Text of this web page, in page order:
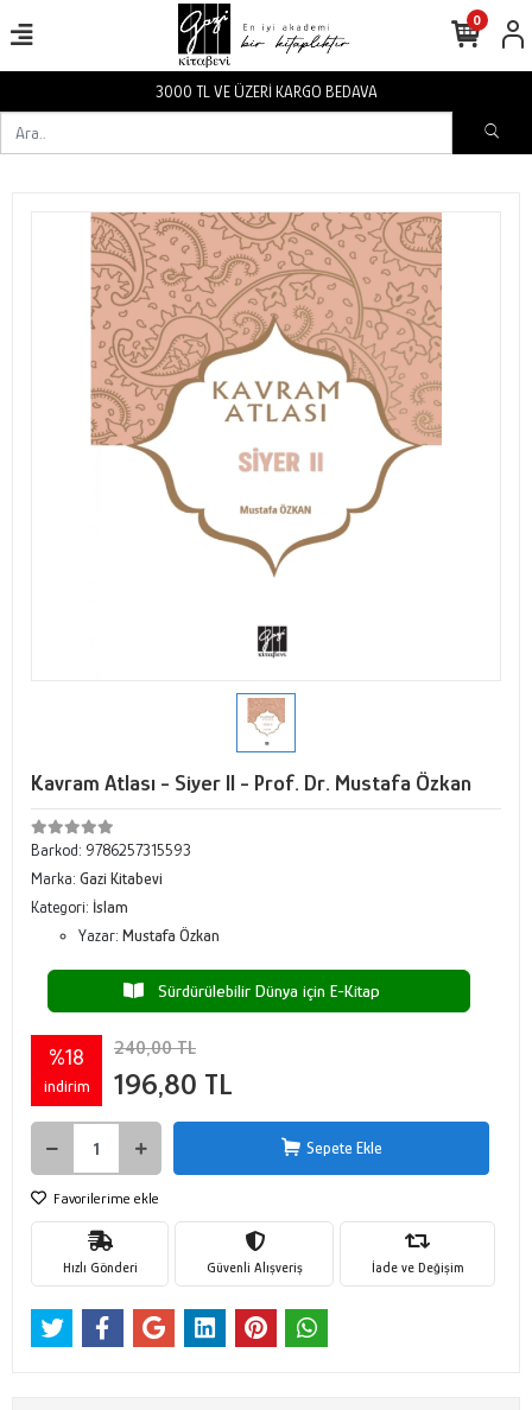
3000 TL VE ÜZERİ KARGO BEDAVA
0
Kavram Atlası - Siyer II - Prof. Dr. Mustafa Özkan
Barkod: 9786257315593
Marka: Gazi Kitabevi
Kategori: İslam
Yazar: Mustafa Özkan
Sürdürülebilir Dünya için E-Kitap
%18
indirim
240,00 TL
196,80 TL
Sepete Ekle
Favorilerime ekle
Hızlı Gönderi Güvenli Alışveriş İade ve Değişim